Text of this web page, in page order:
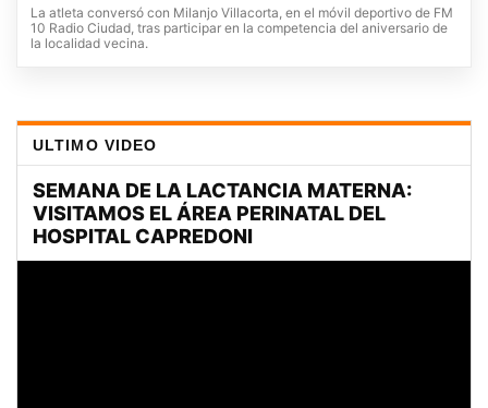
La atleta conversó con Milanjo Villacorta, en el móvil deportivo de FM
10 Radio Ciudad, tras participar en la competencia del aniversario de
la localidad vecina.
ULTIMO VIDEO